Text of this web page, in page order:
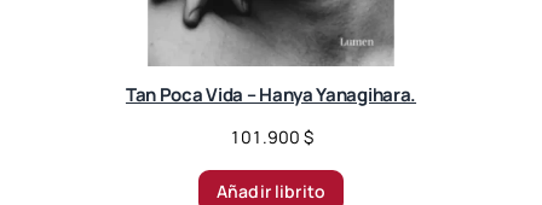
Tan Poca Vida – Hanya Yanagihara.
101.900 $
Añadir librito